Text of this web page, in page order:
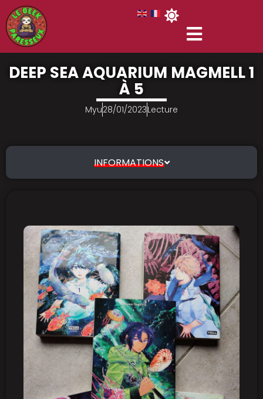
DEEP SEA AQUARIUM MAGMELL 1
À 5
Myu28/01/2023Lecture
INFORMATIONS